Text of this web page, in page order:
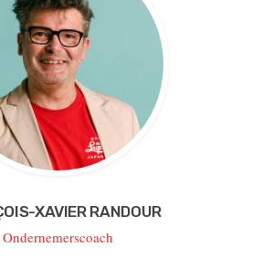
XAVIER RANDOUR
Ondernemerscoach